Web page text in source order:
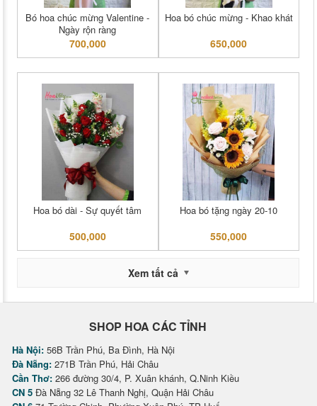
Bó hoa chúc mừng Valentine -
Ngày rộn ràng
700,000
Hoa bó chúc mừng - Khao khát
650,000
Hoa bó dài - Sự quyết tâm
500,000
Hoa bó tặng ngày 20-10
550,000
Xem tất cả
SHOP HOA CÁC TỈNH
Hà Nội: 56B Trần Phú, Ba Đình, Hà Nội
Đà Nẵng: 271B Trần Phú, Hải Châu
Cần Thơ: 266 đường 30/4, P. Xuân khánh, Q.Ninh Kiều
CN 5 Đà Nẵng 32 Lê Thanh Nghị, Quận Hải Châu